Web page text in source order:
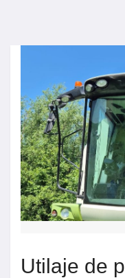
Utilaje de